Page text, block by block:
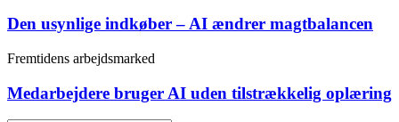
Den usynlige indkøber – AI ændrer magtbalancen
Fremtidens arbejdsmarked
Medarbejdere bruger AI uden tilstrækkelig oplæring